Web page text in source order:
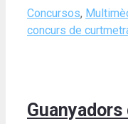
Categories
Concursos,
concurs de